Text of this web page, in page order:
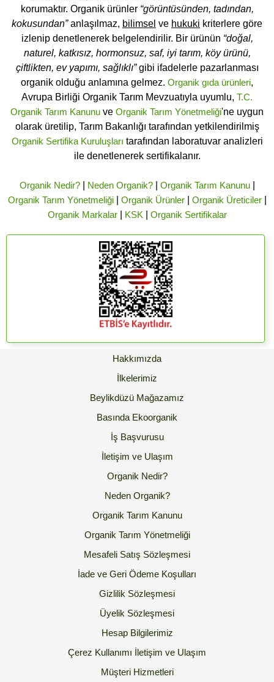
korumaktır. Organik ürünler “görüntüsünden, tadından,
kokusundan”anlaşılmaz, bilimsel ve hukuki kriterlere göre
izlenip denetlenerek belgelendirilir. Bir ürünün “doğal,
naturel, katkısız, hormonsuz, saf, iyi tarım, köy ürünü,
çiftlikten, ev yapımı, sağlıklı”gibi ifadelerle pazarlanması
organik olduğu anlamına gelmez. Organik gıda ürünleri,
Avrupa Birliği Organik Tarım Mevzuatıyla uyumlu, T.C.
Organik Tarım Kanunu ve Organik Tarım Yönetmeliği'ne uygun
olarak üretilip, Tarım Bakanlığı tarafından yetkilendirilmiş
Organik Sertifika Kuruluşları tarafından laboratuvar analizleri
ile denetlenerek sertifikalanır.
Organik Nedir?| Neden Organik?| Organik Tarım Kanunu|
Organik Tarım Yönetmeliği| Organik Ürünler| Organik Üreticiler|
Organik Markalar| KSK Organik Sertifikalar
Hakkımızda
İlkelerimiz
Beylikdüzü Mağazamız
Basında Ekoorganik
İş Başvurusu
İletişim ve Ulaşım
Organik Nedir?
Neden Organik?
Organik Tarım Kanunu
Organik Tarım Yönetmeliği
Mesafeli Satış Sözleşmesi
İade ve Geri Ödeme Koşulları
Gizlilik Sözleşmesi
Üyelik Sözleşmesi
Hesap Bilgilerimiz
Çerez Kullanımı İletişim ve Ulaşım
Müşteri Hizmetleri